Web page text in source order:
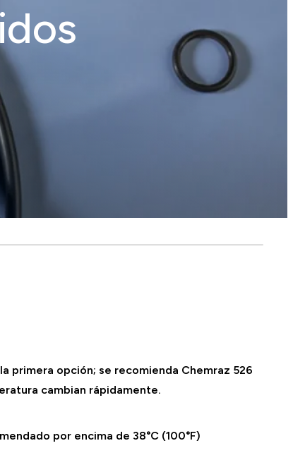
primera opción; se recomienda Chemraz 526
cambian rápidamente.
por encima de 38°C (100°F)